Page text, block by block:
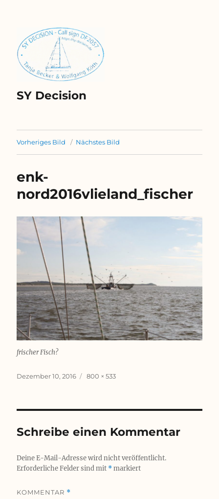
SY Decision
Vorheriges Bild Nächstes Bild
enk-
nord2016vlieland_fischer
frischer Fisch?
Veröffentlicht
Dezember 10, 2016 Originalgröße
800 × 533
Schreibe einen Kommentar
Deine E-Mail-Adresse wird nicht veröffentlicht.
Erforderliche Felder sind mit *markiert
KOMMENTAR *